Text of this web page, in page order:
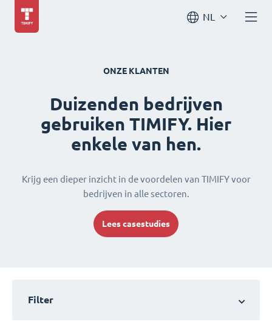
NL
ONZE KLANTEN
Duizenden bedrijven
gebruiken TIMIFY. Hier
enkele van hen.
Krijg een dieper inzicht in de voordelen van TIMIFY voor
bedrijven in alle sectoren.
Lees casestudies
Filter